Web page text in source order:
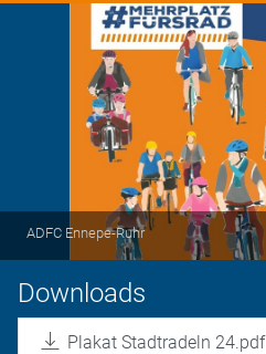
ADFC Ennepe-Ruhr
Downloads
Plakat Stadtradeln 24.pdf